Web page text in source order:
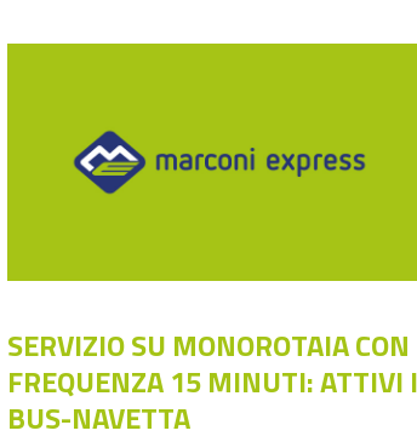
SERVIZIO SU MONOROTAIA CON
FREQUENZA 15 MINUTI: ATTIVI I
BUS-NAVETTA